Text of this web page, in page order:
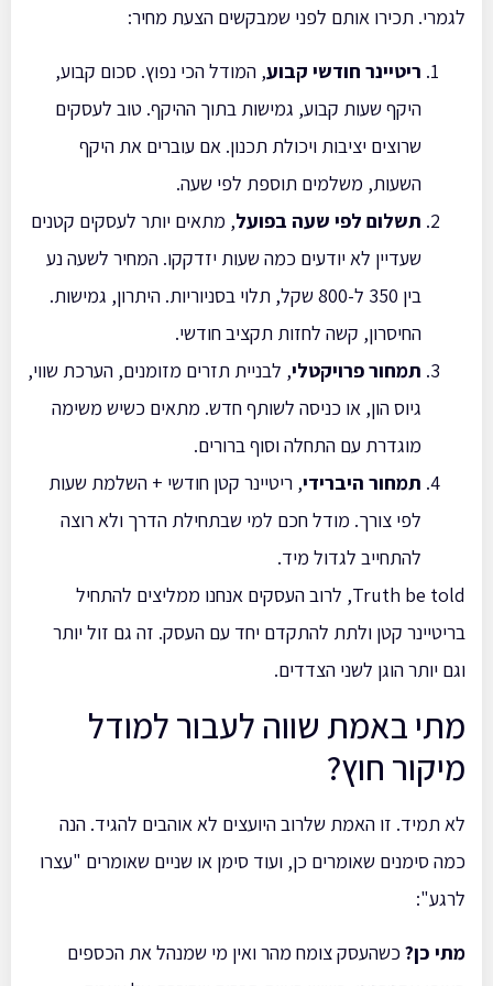
לגמרי. תכירו אותם לפני שמבקשים הצעת מחיר:
ריטיינר חודשי קבוע, המודל הכי נפוץ. סכום קבוע,
היקף שעות קבוע, גמישות בתוך ההיקף. טוב לעסקים
שרוצים יציבות ויכולת תכנון. אם עוברים את היקף
השעות, משלמים תוספת לפי שעה.
תשלום לפי שעה בפועל, מתאים יותר לעסקים קטנים
שעדיין לא יודעים כמה שעות יזדקקו. המחיר לשעה נע
בין 350 ל-800 שקל, תלוי בסניוריות. היתרון, גמישות.
החיסרון, קשה לחזות תקציב חודשי.
תמחור פרויקטלי, לבניית תזרים מזומנים, הערכת שווי,
גיוס הון, או כניסה לשותף חדש. מתאים כשיש משימה
מוגדרת עם התחלה וסוף ברורים.
תמחור היברידי, ריטיינר קטן חודשי + השלמת שעות
לפי צורך. מודל חכם למי שבתחילת הדרך ולא רוצה
להתחייב לגדול מיד.
Truth be told, לרוב העסקים אנחנו ממליצים להתחיל
בריטיינר קטן ולתת להתקדם יחד עם העסק. זה גם זול יותר
וגם יותר הוגן לשני הצדדים.
מתי באמת שווה לעבור למודל
מיקור חוץ?
לא תמיד. זו האמת שלרוב היועצים לא אוהבים להגיד. הנה
כמה סימנים שאומרים כן, ועוד סימן או שניים שאומרים "עצרו
לרגע":
מתי כן? כשהעסק צומח מהר ואין מי שמנהל את הכספים